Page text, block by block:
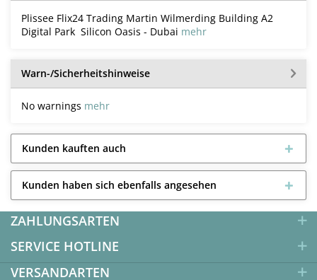
Plissee Flix24 Trading Martin Wilmerding Building A2
Digital Park Silicon Oasis - Dubai mehr
Warn-/Sicherheitshinweise
No warnings mehr
Kunden kauften auch
Kunden haben sich ebenfalls angesehen
ZAHLUNGSARTEN
SERVICE HOTLINE
VERSANDARTEN